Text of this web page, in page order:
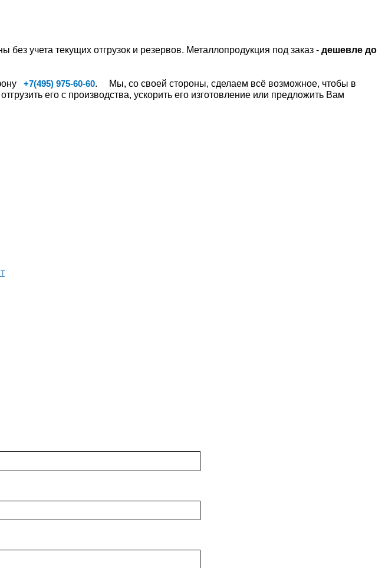
без учета текущих отгрузок и резервов. Металлопродукция под заказ - дешевле до
+7(495) 975-60-60. Мы, со своей стороны, сделаем всё возможное, чтобы в
его с производства, ускорить его изготовление или предложить Вам